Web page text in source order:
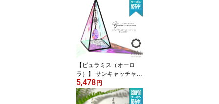
型 玄関 デスク スタンド
小物 クリスタルガラス
風水 開運 アスフォー ク
リスタル おしゃれ かわ
いい 誕生日 プレゼント
ギフト ピラミッド
【ピュラミス（オーロ
ラ）】 サンキャッチャー
ステンドグラス インテリ
ア 置物 置き型 小物 玄関
デスク 北欧 雑貨 北欧雑
5,478円